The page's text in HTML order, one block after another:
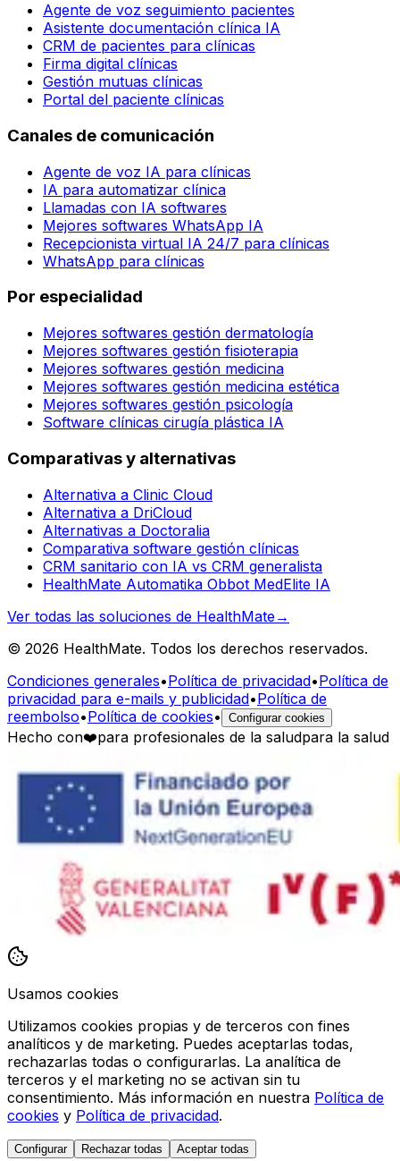
Agente de voz seguimiento pacientes
Asistente documentación clínica IA
CRM de pacientes para clínicas
Firma digital clínicas
Gestión mutuas clínicas
Portal del paciente clínicas
Canales de comunicación
Agente de voz IA para clínicas
IA para automatizar clínica
Llamadas con IA softwares
Mejores softwares WhatsApp IA
Recepcionista virtual IA 24/7 para clínicas
WhatsApp para clínicas
Por especialidad
Mejores softwares gestión dermatología
Mejores softwares gestión fisioterapia
Mejores softwares gestión medicina
Mejores softwares gestión medicina estética
Mejores softwares gestión psicología
Software clínicas cirugía plástica IA
Comparativas y alternativas
Alternativa a Clinic Cloud
Alternativa a DriCloud
Alternativas a Doctoralia
Comparativa software gestión clínicas
CRM sanitario con IA vs CRM generalista
HealthMate Automatika Obbot MedElite IA
Ver todas las soluciones de HealthMate→
© 2026 HealthMate. Todos los derechos reservados.
Condiciones generales•Política de privacidad•Política de
privacidad para e-mails y publicidad•Política de
reembolso•Política de cookies• Configurar cookies
Hecho con❤️para profesionales de la saludpara la salud
Usamos cookies
Utilizamos cookies propias y de terceros con fines
analíticos y de marketing. Puedes aceptarlas todas,
rechazarlas todas o configurarlas. La analítica de
terceros y el marketing no se activan sin tu
consentimiento. Más información en nuestra Política de
cookies y Política de privacidad.
Configurar Rechazar todas Aceptar todas